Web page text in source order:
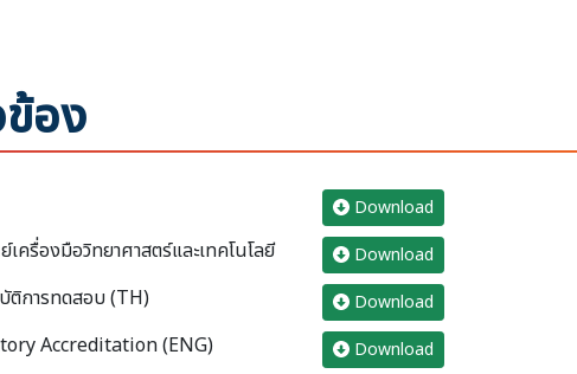
อง
Download
รื่องมือวิทยาศาสตร์และเทคโนโลยี Download
ติการทดสอบ (TH) Download
Accreditation (ENG) Download